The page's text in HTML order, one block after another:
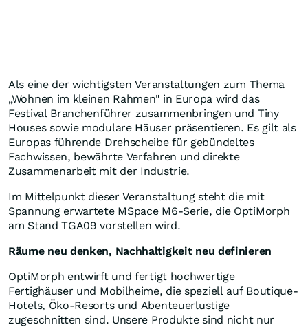
Als eine der wichtigsten Veranstaltungen zum Thema
„Wohnen im kleinen Rahmen" in Europa wird das
Festival Branchenführer zusammenbringen und Tiny
Houses sowie modulare Häuser präsentieren. Es gilt als
Europas führende Drehscheibe für gebündeltes
Fachwissen, bewährte Verfahren und direkte
Zusammenarbeit mit der Industrie.
Im Mittelpunkt dieser Veranstaltung steht die mit
Spannung erwartete MSpace M6-Serie, die OptiMorph
am Stand TGA09 vorstellen wird.
Räume neu denken, Nachhaltigkeit neu definieren
OptiMorph entwirft und fertigt hochwertige
Fertighäuser und Mobilheime, die speziell auf Boutique-
Hotels, Öko-Resorts und Abenteuerlustige
zugeschnitten sind. Unsere Produkte sind nicht nur